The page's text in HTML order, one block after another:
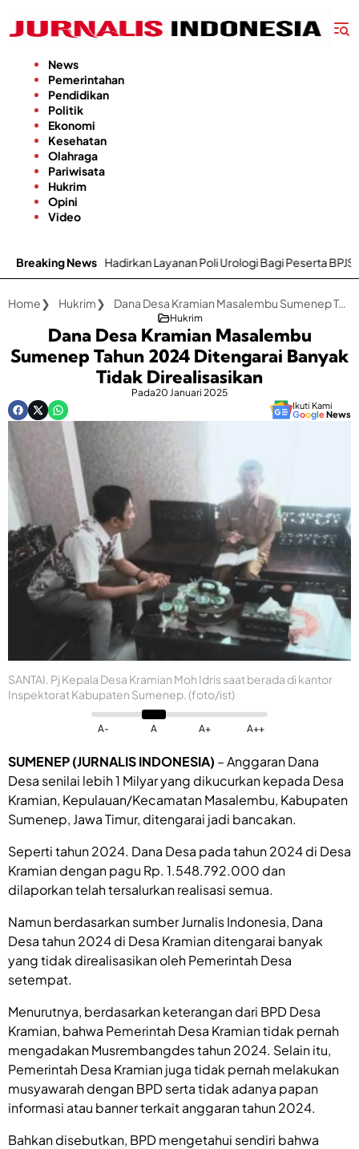
konten
News
Pemerintahan
Pendidikan
Politik
Ekonomi
Kesehatan
Olahraga
Pariwisata
Hukrim
Opini
Video
Breaking News
Layanan Poli Urologi Bagi Peserta BPJS Kesehatan
Home Hukrim Dana Desa Kramian Masalembu Sumenep Tahun 2024 Ditengarai Banyak Tidak Direalisasikan
Hukrim
Dana Desa Kramian Masalembu
Sumenep Tahun 2024 Ditengarai Banyak
Tidak Direalisasikan
Pada20 Januari 2025
Ikuti Kami
GoogleNews
SANTAI. Pj Kepala Desa Kramian Moh Idris saat berada di kantor
Inspektorat Kabupaten Sumenep. (foto/ist)
A- A A+ A++
SUMENEP (JURNALIS INDONESIA) – Anggaran Dana
Desa senilai lebih 1 Milyar yang dikucurkan kepada Desa
Kramian, Kepulauan/Kecamatan Masalembu, Kabupaten
Sumenep, Jawa Timur, ditengarai jadi bancakan.
Seperti tahun 2024. Dana Desa pada tahun 2024 di Desa
Kramian dengan pagu Rp. 1.548.792.000 dan
dilaporkan telah tersalurkan realisasi semua.
Namun berdasarkan sumber Jurnalis Indonesia, Dana
Desa tahun 2024 di Desa Kramian ditengarai banyak
yang tidak direalisasikan oleh Pemerintah Desa
setempat.
Menurutnya, berdasarkan keterangan dari BPD Desa
Kramian, bahwa Pemerintah Desa Kramian tidak pernah
mengadakan Musrembangdes tahun 2024. Selain itu,
Pemerintah Desa Kramian juga tidak pernah melakukan
musyawarah dengan BPD serta tidak adanya papan
informasi atau banner terkait anggaran tahun 2024.
Bahkan disebutkan, BPD mengetahui sendiri bahwa